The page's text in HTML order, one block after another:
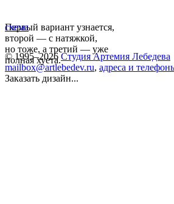
Первый вариант узнается,
второй — с натяжкой,
но тоже, а третий — уже
полная хуета.
схема
© 1995–2026 Студия Артемия Лебедева
mailbox@artlebedev.ru, адреса и
Заказать дизайн...